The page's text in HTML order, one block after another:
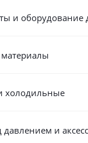
и оборудование
холодильные
давлением и